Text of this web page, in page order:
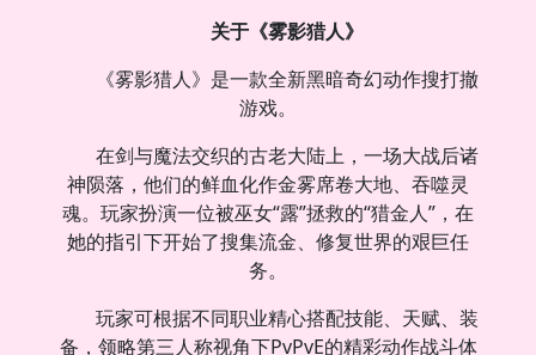
关于《雾影猎人》
《雾影猎人》是一款全新黑暗奇幻动作搜打撤
游戏。
在剑与魔法交织的古老大陆上，一场大战后诸
神陨落，他们的鲜血化作金雾席卷大地、吞噬灵
魂。玩家扮演一位被巫女“露”拯救的“猎金人”，在
她的指引下开始了搜集流金、修复世界的艰巨任
务。
玩家可根据不同职业精心搭配技能、天赋、装
备，领略第三人称视角下PvPvE的精彩动作战斗体